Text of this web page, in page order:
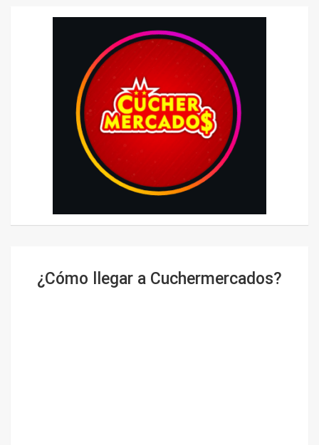
¿Cómo llegar a Cuchermercados?